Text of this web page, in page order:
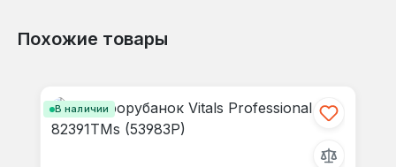
Похожие товары
В наличии